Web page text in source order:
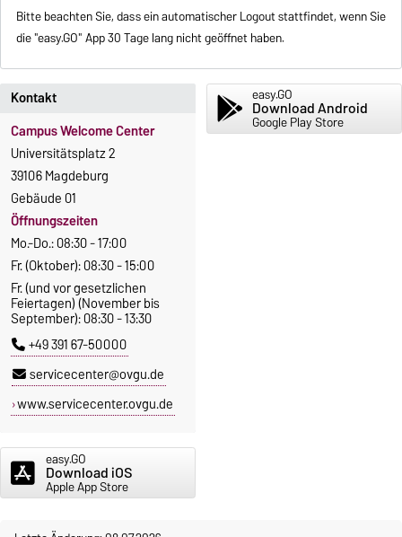
Bitte beachten Sie, dass ein automatischer Logout stattfindet, wenn Sie
die "easy.GO" App 30 Tage lang nicht geöffnet haben.
Kontakt
Campus Welcome Center
Universitätsplatz 2
39106 Magdeburg
Gebäude 01
Öffnungszeiten
Mo.-Do.: 08:30 - 17:00
Fr. (Oktober): 08:30 - 15:00
Fr. (und vor gesetzlichen
Feiertagen) (November bis
September): 08:30 - 13:30
+49 391 67-50000
servicecenter@ovgu.de
www.servicecenter.ovgu.de
easy.GO
Download Android
Google Play Store
easy.GO
Download iOS
Apple App Store